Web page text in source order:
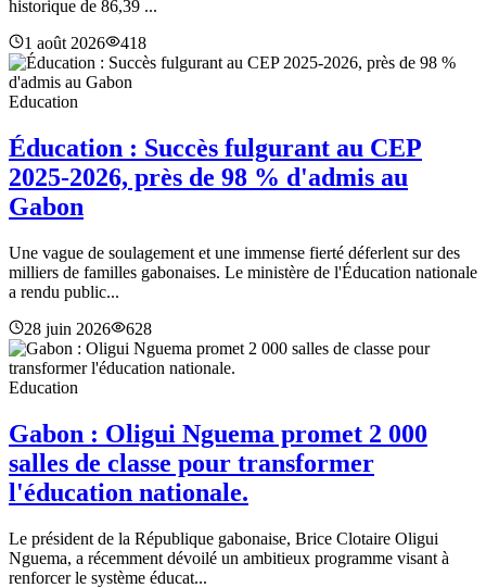
historique de 86,39 ...
1 août 2026
418
Education
Éducation : Succès fulgurant au CEP
2025-2026, près de 98 % d'admis au
Gabon
Une vague de soulagement et une immense fierté déferlent sur des
milliers de familles gabonaises. Le ministère de l'Éducation nationale
a rendu public...
28 juin 2026
628
Education
Gabon : Oligui Nguema promet 2 000
salles de classe pour transformer
l'éducation nationale.
Le président de la République gabonaise, Brice Clotaire Oligui
Nguema, a récemment dévoilé un ambitieux programme visant à
renforcer le système éducat...